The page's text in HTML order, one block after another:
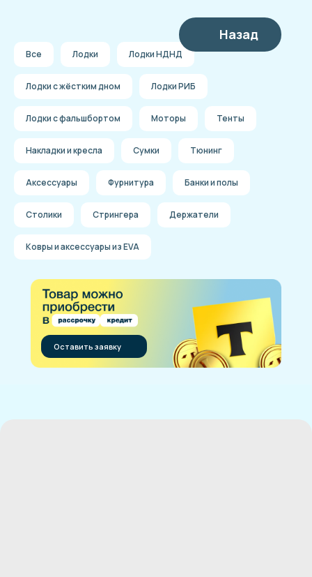
Назад
Все Лодки Лодки НДНД
Лодки с жёстким дном Лодки РИБ
Лодки с фальшбортом Моторы Тенты
Накладки и кресла Сумки Тюнинг
Аксессуары Фурнитура Банки и полы
Столики Стрингера Держатели
Ковры и аксессуары из EVA
Оставить заявку